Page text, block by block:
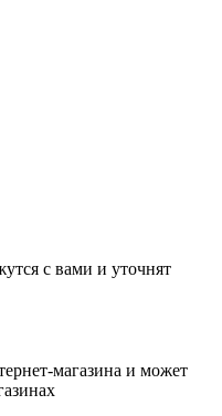
с вами и уточнят
магазина и может